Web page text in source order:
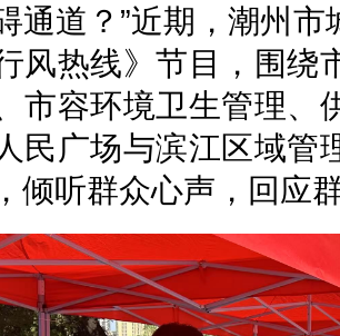
通道？”近期，潮州
风热线》节目，围
市容环境卫生管理、
民广场与滨江区域管
倾听群众心声，回应